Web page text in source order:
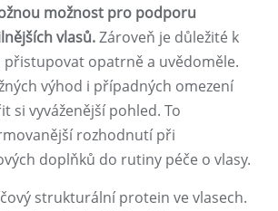
možnost pro podporu
vlasů.Zároveň je důležité k
opatrně a uvědoměle.
výhod i případných omezení
si vyváženější pohled. To
rozhodnutí při
doplňků do rutiny péče o vlasy.
strukturální protein ve vlasech.